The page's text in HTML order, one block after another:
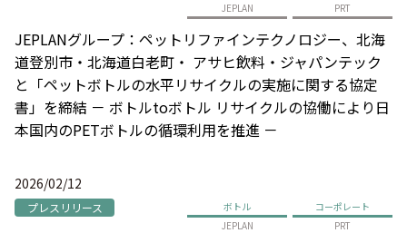
JEPLAN
PRT
JEPLANグループ：ペットリファインテクノロジー、北海
道登別市・北海道白老町・ アサヒ飲料・ジャパンテック
と「ペットボトルの水平リサイクルの実施に関する協定
書」を締結 － ボトルtoボトル リサイクルの協働により日
本国内のPETボトルの循環利用を推進 －
2026/02/12
プレスリリース ボトル
コーポレート
JEPLAN
PRT